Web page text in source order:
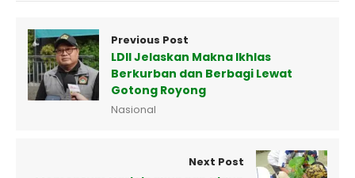
Previous Post
LDII Jelaskan Makna Ikhlas
Berkurban dan Berbagi Lewat
Gotong Royong
Nasional
Next Post